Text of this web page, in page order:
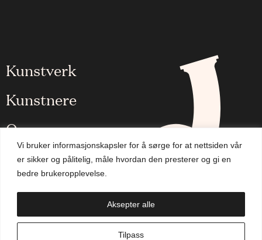
Vi bruker informasjonskapsler for å sørge for at nettsiden vår
er sikker og pålitelig, måle hvordan den presterer og gi en
bedre brukeropplevelse.
Tilpass
Aksepter alle
Kunstverk
Kunstnere
Om oss
Aktuelt
Handlekurv
NO